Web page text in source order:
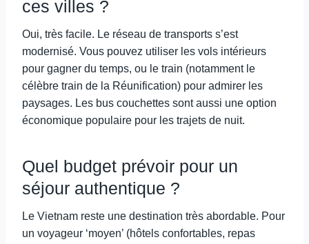
ces villes ?
Oui, très facile. Le réseau de transports s’est
modernisé. Vous pouvez utiliser les vols intérieurs
pour gagner du temps, ou le train (notamment le
célèbre train de la Réunification) pour admirer les
paysages. Les bus couchettes sont aussi une option
économique populaire pour les trajets de nuit.
Quel budget prévoir pour un
séjour authentique ?
Le Vietnam reste une destination très abordable. Pour
un voyageur ‘moyen’ (hôtels confortables, repas